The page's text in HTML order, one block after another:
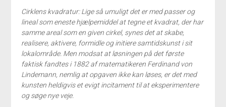
Cirklens kvadratur: Lige så umuligt det er med passer og
lineal som eneste hjælpemiddel at tegne et kvadrat, der har
samme areal som en given cirkel, synes det at skabe,
realisere, aktivere, formidle og initiere samtidskunst i sit
lokalområde. Men modsat at løsningen på det første
faktisk fandtes i 1882 af matematikeren Ferdinand von
Lindemann, nemlig at opgaven ikke kan løses, er det med
kunsten heldigvis et evigt incitament til at eksperimentere
og søge nye veje.